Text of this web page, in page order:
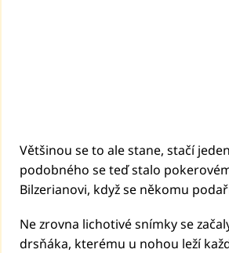
Většinou se to ale stane, stačí
podobného se teď stalo
Bilzerianovi, když se někomu
Ne zrovna lichotivé snímky se
drsňáka, kterému u nohou leží